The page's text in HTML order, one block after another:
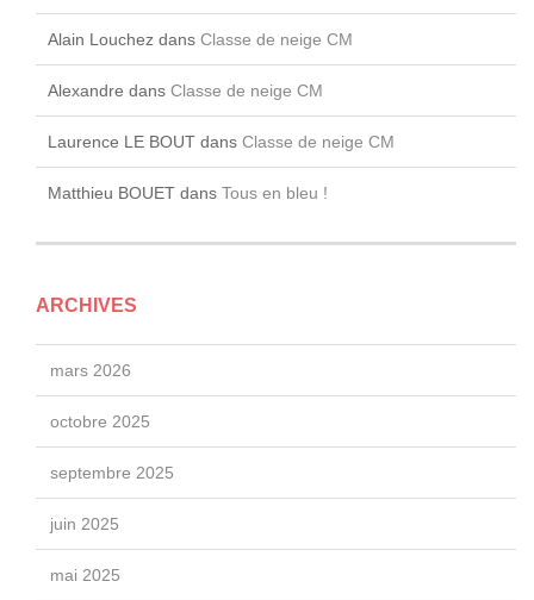
Alain Louchez dans Classe de neige CM
Alexandre dans Classe de neige CM
Laurence LE BOUT dans Classe de neige CM
Matthieu BOUET dans Tous en bleu !
ARCHIVES
mars 2026
octobre 2025
septembre 2025
juin 2025
mai 2025